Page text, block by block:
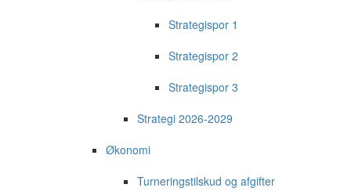
Strategispor 1
Strategispor 2
Strategispor 3
Strategi 2026-2029
Økonomi
Turneringstilskud og afgifter